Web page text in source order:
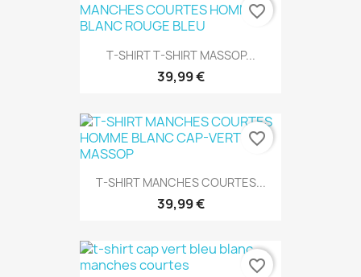
T-SHIRT T-SHIRT MASSOP...
39,99 €
favorite_border
T-SHIRT MANCHES COURTES...
39,99 €
favorite_border
favorite_border